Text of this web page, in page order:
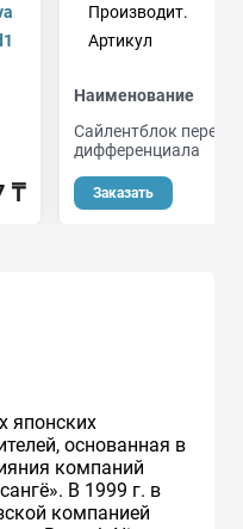
₸
Производит.
Артикул
Наименование
Сайлентблок
дифференциала
Заказать
японских
основанная в
компаний
В 1999 г. в
компанией